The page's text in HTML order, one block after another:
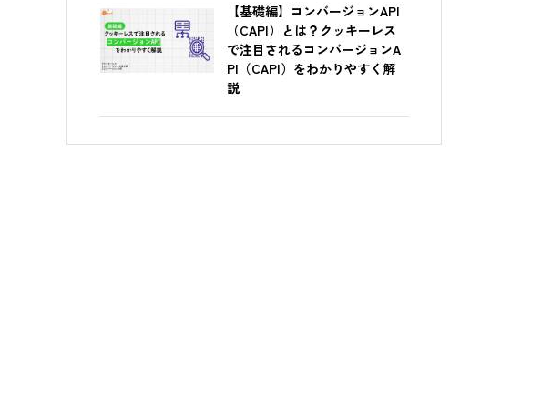
【基礎編】コンバージョンAPI
（CAPI）とは？クッキーレス
で注目されるコンバージョンA
PI（CAPI）をわかりやすく解
説